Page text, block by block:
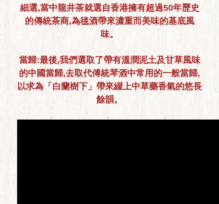
細選,當中龍井茶就選自香港擁有超過50年歷史
的傳統茶商,為毯酒帶來濃重而美味的基底風
味。
當歸:最後,我們選取了帶有溫潤泥土及甘草風味
的中國當歸,去取代傅統琴酒中常用的一般當歸,
以求為「白蘭樹下」帶來綴上中草藥香氣的悠長
餘韻。